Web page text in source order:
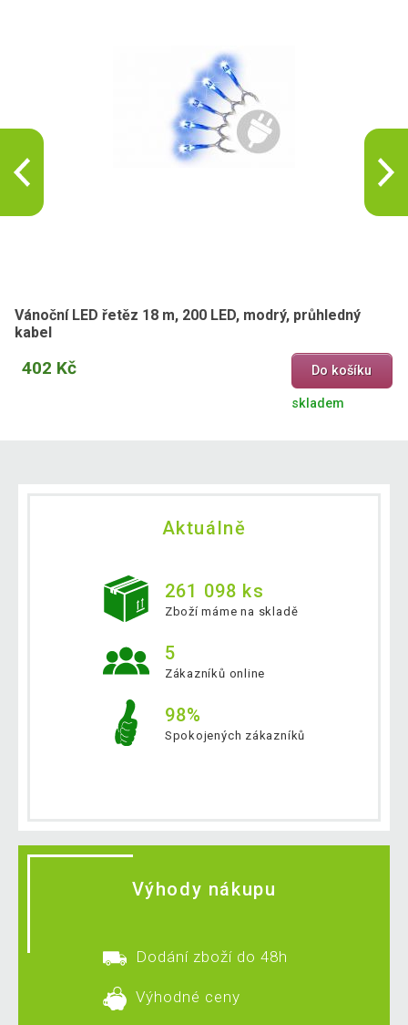
Vánoční LED řetěz 18 m, 200 LED, modrý, průhledný
kabel
402 Kč Do košíku
skladem
Aktuálně
261 098 ks
Zboží máme na skladě
5
Zákazníků online
98%
Spokojených zákazníků
Výhody nákupu
Dodání zboží do 48h
Výhodné ceny